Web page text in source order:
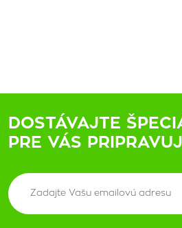
DOSTÁVAJTE
PRE VÁS